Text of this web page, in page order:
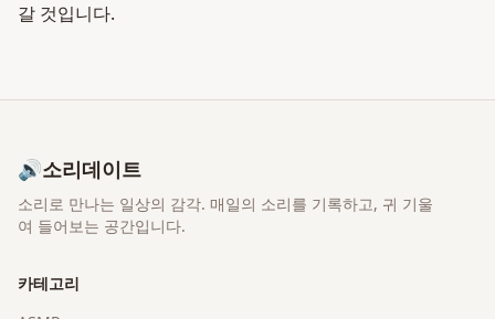
갈 것입니다.
🔊소리데이트
소리로 만나는 일상의 감각. 매일의 소리를 기록하고, 귀 기울
여 들어보는 공간입니다.
카테고리